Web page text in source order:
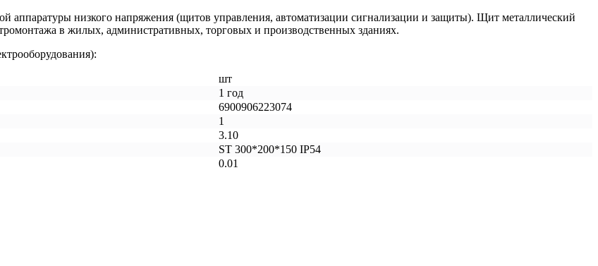
аппаратуры низкого напряжения (щитов управления, автоматизации сигнализации и защиты). Щит металлический
в жилых, административных, торговых и производственных зданиях.
шт
1 год
6900906223074
1
3.10
ST 300*200*150 IP54
0.01